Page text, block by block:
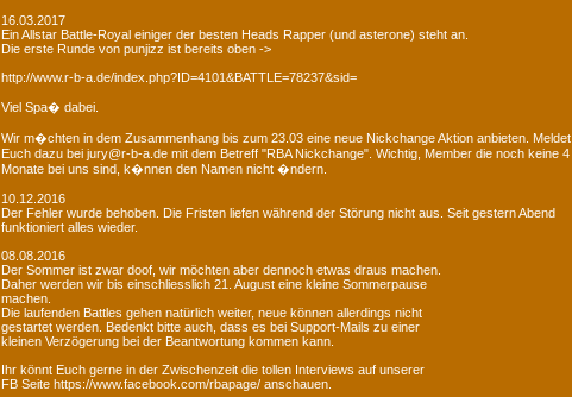
16.03.2017
Ein Allstar Battle-Royal einiger der besten Heads Rapper (und asterone) steht an.
Die erste Runde von punjizz ist bereits oben ->
http://www.r-b-a.de/index.php?ID=4101&BATTLE=78237&sid=
Viel Spa� dabei.
Wir m�chten in dem Zusammenhang bis zum 23.03 eine neue Nickchange Aktion anbieten. Meldet
Euch dazu bei jury@r-b-a.de mit dem Betreff "RBA Nickchange". Wichtig, Member die noch keine 4
Monate bei uns sind, k�nnen den Namen nicht �ndern.
10.12.2016
Der Fehler wurde behoben. Die Fristen liefen während der Störung nicht aus. Seit gestern Abend
funktioniert alles wieder.
08.08.2016
Der Sommer ist zwar doof, wir möchten aber dennoch etwas draus machen.
Daher werden wir bis einschliesslich 21. August eine kleine Sommerpause
machen.
Die laufenden Battles gehen natürlich weiter, neue können allerdings nicht
gestartet werden. Bedenkt bitte auch, dass es bei Support-Mails zu einer
kleinen Verzögerung bei der Beantwortung kommen kann.
Ihr könnt Euch gerne in der Zwischenzeit die tollen Interviews auf unserer
FB Seite https://www.facebook.com/rbapage/ anschauen.